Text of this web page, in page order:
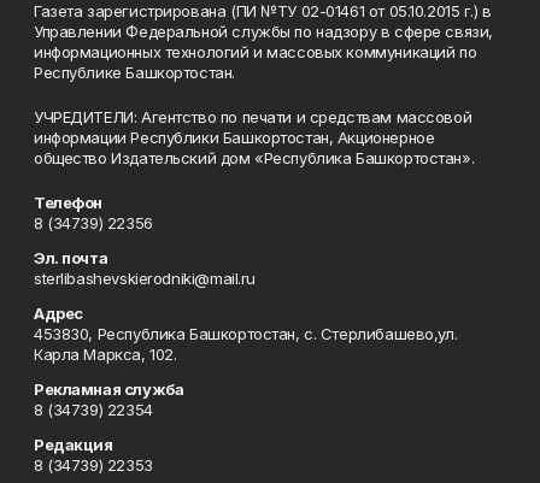
Газета зарегистрирована (ПИ №ТУ 02-01461 от 05.10.2015 г.) в
Управлении Федеральной службы по надзору в сфере связи,
информационных технологий и массовых коммуникаций по
Республике Башкортостан.
УЧРЕДИТЕЛИ: Агентство по печати и средствам массовой
информации Республики Башкортостан, Акционерное
общество Издательский дом «Республика Башкортостан».
Телефон
8 (34739) 22356
Эл. почта
sterlibashevskierodniki@mail.ru
Адрес
453830, Республика Башкортостан, c. Стерлибашево,ул.
Карла Маркса, 102.
Рекламная служба
8 (34739) 22354
Редакция
8 (34739) 22353